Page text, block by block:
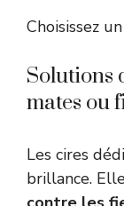
Choisissez un
Solutions
mates ou
Les cires
brillance.